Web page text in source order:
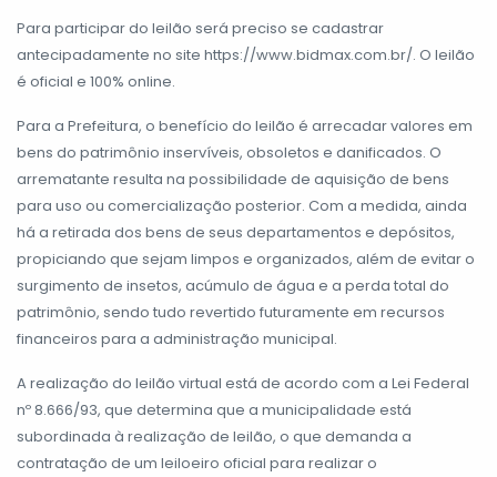
Para participar do leilão será preciso se cadastrar
antecipadamente no site https://www.bidmax.com.br/. O leilão
é oficial e 100% online.
Para a Prefeitura, o benefício do leilão é arrecadar valores em
bens do patrimônio inservíveis, obsoletos e danificados. O
arrematante resulta na possibilidade de aquisição de bens
para uso ou comercialização posterior. Com a medida, ainda
há a retirada dos bens de seus departamentos e depósitos,
propiciando que sejam limpos e organizados, além de evitar o
surgimento de insetos, acúmulo de água e a perda total do
patrimônio, sendo tudo revertido futuramente em recursos
financeiros para a administração municipal.
A realização do leilão virtual está de acordo com a Lei Federal
nº 8.666/93, que determina que a municipalidade está
subordinada à realização de leilão, o que demanda a
contratação de um leiloeiro oficial para realizar o